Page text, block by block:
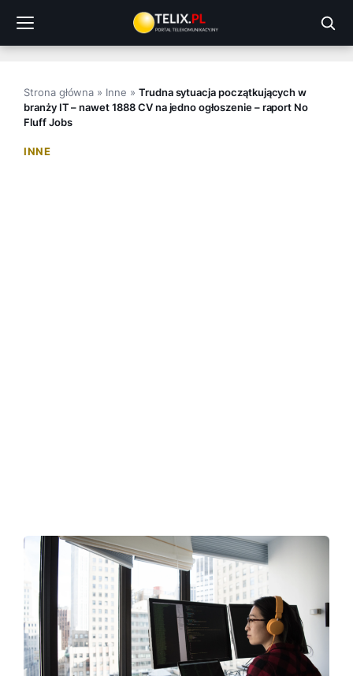
treści
Strona główna » Inne » Trudna sytuacja początkujących w
branży IT – nawet 1888 CV na jedno ogłoszenie – raport No
Fluff Jobs
INNE